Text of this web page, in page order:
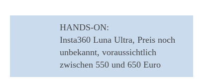
HANDS-ON:
Insta360 Luna Ultra, Preis noch
unbekannt, voraussichtlich
zwischen 550 und 650 Euro